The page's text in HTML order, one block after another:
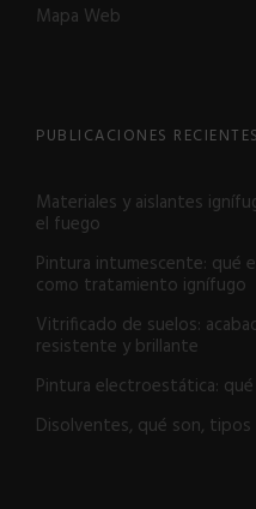
Mapa Web
PUBLICACIONES RECIENTES
Materiales y aislantes
el fuego
Pintura intumescente: qué
como tratamiento ignífugo
Vitrificado de suelos:
resistente y brillante
Pintura electroestática:
Disolventes, qué son,